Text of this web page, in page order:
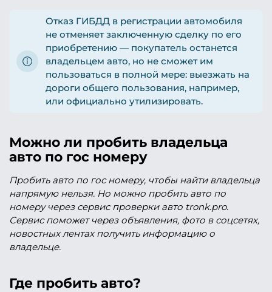
Отказ ГИБДД в регистрации автомобиля
не отменяет заключенную сделку по его
приобретению — покупатель останется
владельцем авто, но не сможет им
пользоваться в полной мере: выезжать на
дороги общего пользования, например,
или официально утилизировать.
Можно ли пробить владельца
авто по гос номеру
Пробить авто по гос номеру, чтобы найти владельца
напрямую нельзя. Но можно пробить авто по
номеру через сервис проверки авто tronk.pro.
Сервис поможет через объявления, фото в соцсетях,
новостных лентах получить информацию о
владельце.
Где пробить авто?